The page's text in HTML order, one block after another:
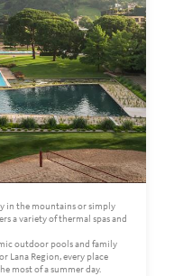
in the mountains or simply
a variety of thermal spas and
outdoor pools and family
Lana Region, every place
most of a summer day.